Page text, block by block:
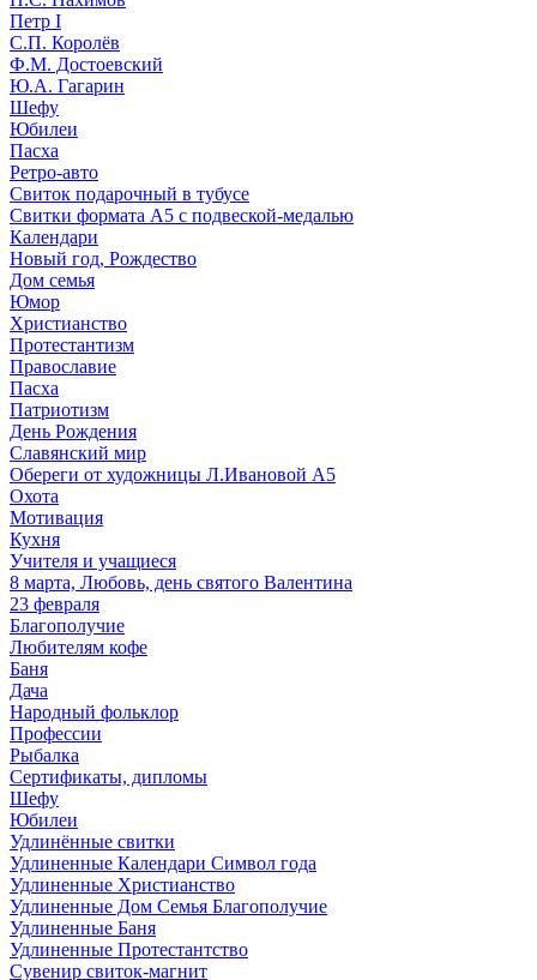
Петр I
С.П. Королёв
Ф.М. Достоевский
Ю.А. Гагарин
Шефу
Юбилеи
Пасха
Ретро-авто
Свиток подарочный в тубусе
Свитки формата А5 с подвеской-медалью
Календари
Новый год, Рождество
Дом семья
Юмор
Христианство
Протестантизм
Православие
Пасха
Патриотизм
День Рождения
Славянский мир
Обереги от художницы Л.Ивановой А5
Охота
Мотивация
Кухня
Учителя и учащиеся
8 марта, Любовь, день святого Валентина
23 февраля
Благополучие
Любителям кофе
Баня
Дача
Народный фольклор
Профессии
Рыбалка
Сертификаты, дипломы
Шефу
Юбилеи
Удлинённые свитки
Удлиненные Календари Символ года
Удлиненные Христианство
Удлиненные Дом Семья Благополучие
Удлиненные Баня
Удлиненные Протестантство
Сувенир свиток-магнит